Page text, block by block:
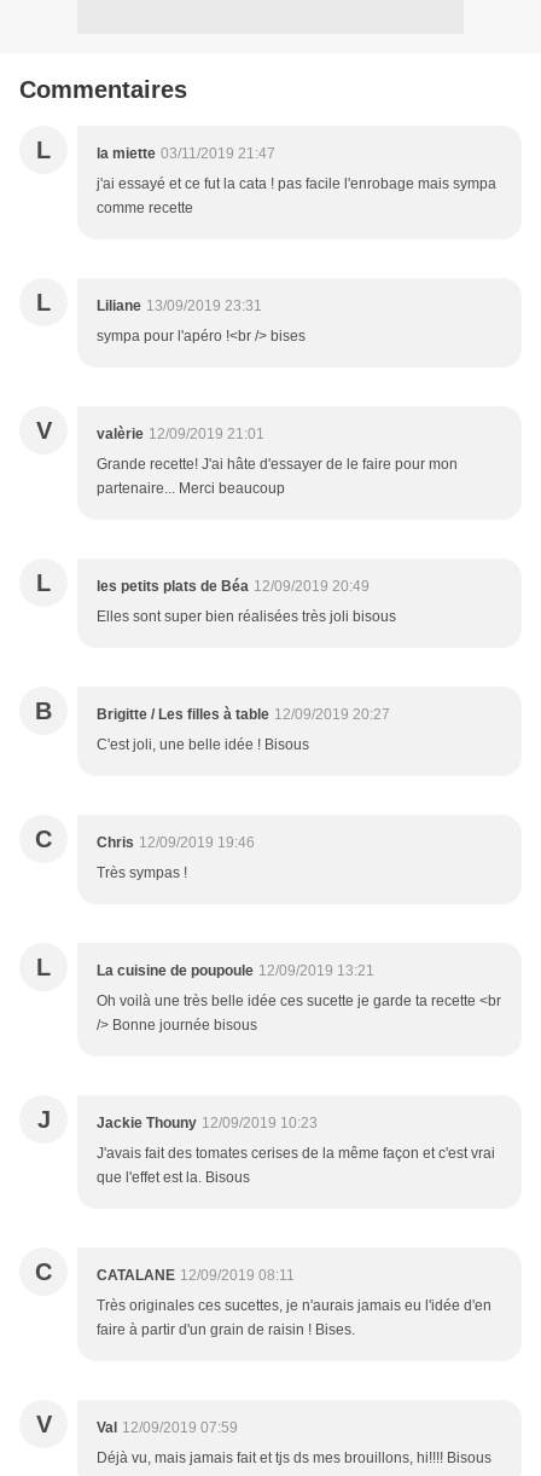
Commentaires
L la miette 03/11/2019 21:47
j'ai essayé et ce fut la cata ! pas facile l'enrobage mais sympa
comme recette
L Liliane 13/09/2019 23:31
sympa pour l'apéro !<br /> bises
V valèrie 12/09/2019 21:01
Grande recette! J'ai hâte d'essayer de le faire pour mon
partenaire... Merci beaucoup
L les petits plats de Béa 12/09/2019 20:49
Elles sont super bien réalisées très joli bisous
B Brigitte / Les filles à table 12/09/2019 20:27
C'est joli, une belle idée ! Bisous
C Chris 12/09/2019 19:46
Très sympas !
L La cuisine de poupoule 12/09/2019 13:21
Oh voilà une très belle idée ces sucette je garde ta recette <br
/> Bonne journée bisous
J Jackie Thouny 12/09/2019 10:23
J'avais fait des tomates cerises de la même façon et c'est vrai
que l'effet est la. Bisous
C CATALANE 12/09/2019 08:11
Très originales ces sucettes, je n'aurais jamais eu l'idée d'en
faire à partir d'un grain de raisin ! Bises.
V Val 12/09/2019 07:59
Déjà vu, mais jamais fait et tjs ds mes brouillons, hi!!!! Bisous